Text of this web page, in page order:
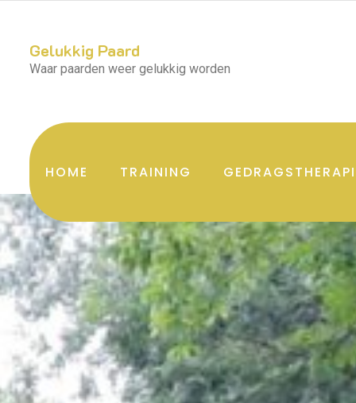
Gelukkig Paard
Waar paarden weer gelukkig worden
HOME TRAINING